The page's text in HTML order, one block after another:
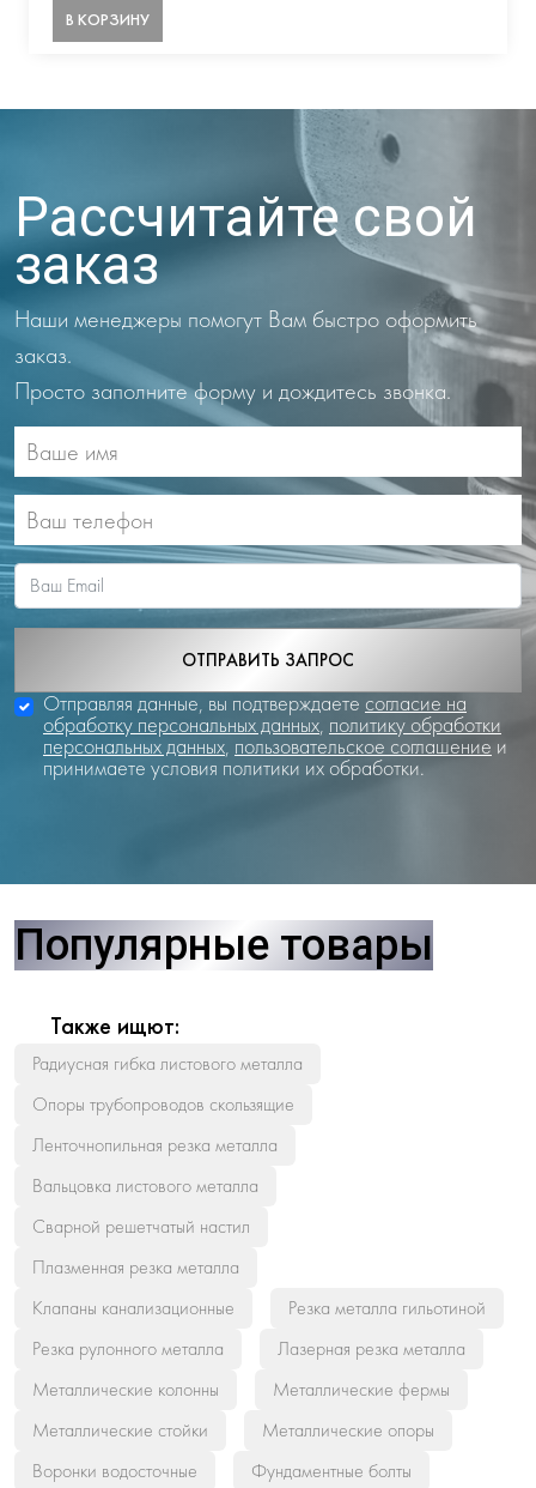
В КОРЗИНУ
Рассчитайте свой
заказ
Наши менеджеры помогут Вам быстро оформить
заказ.
Просто заполните форму и дождитесь звонка.
ОТПРАВИТЬ ЗАПРОС
Отправляя данные, вы подтверждаете согласие на
обработку персональных данных, политику обработки
персональных данных, пользовательское соглашение и
принимаете условия политики их обработки.
Популярные товары
Также ищют:
Радиусная гибка листового металла
Опоры трубопроводов скользящие
Ленточнопильная резка металла
Вальцовка листового металла
Сварной решетчатый настил
Плазменная резка металла
Клапаны канализационные
Резка металла гильотиной
Резка рулонного металла
Лазерная резка металла
Металлические колонны
Металлические фермы
Металлические стойки
Металлические опоры
Воронки водосточные
Фундаментные болты